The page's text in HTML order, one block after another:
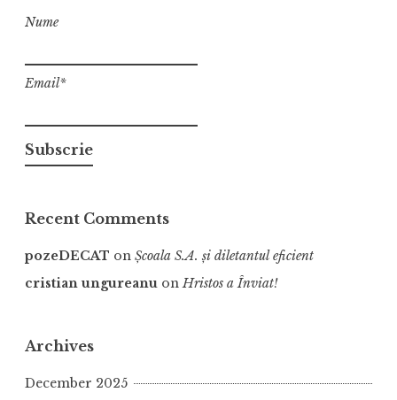
Nume
Email*
Recent Comments
pozeDECAT on Școala S.A. și diletantul eficient
cristian ungureanu on Hristos a Înviat!
Archives
December 2025